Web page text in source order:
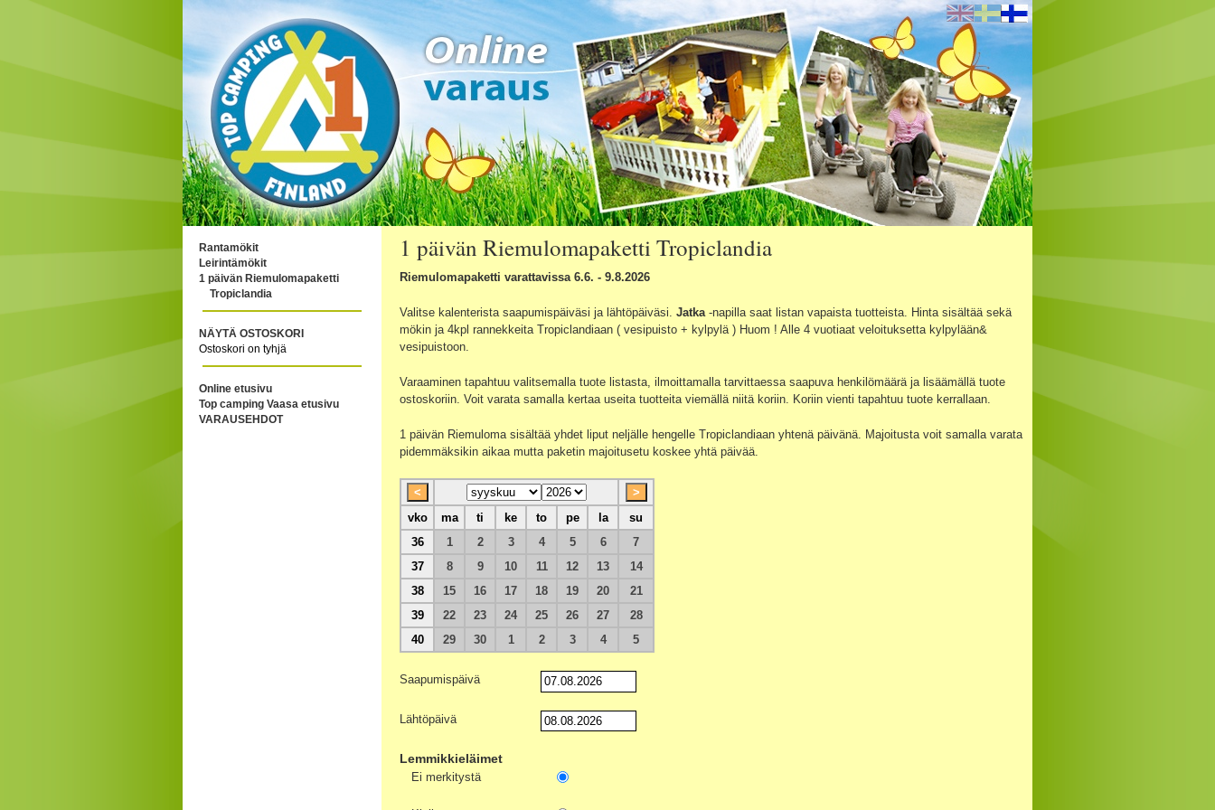
Rantamökit
Leirintämökit
1 päivän Riemulomapaketti
Tropiclandia
NÄYTÄ OSTOSKORI
Ostoskori on tyhjä
Online etusivu
Top camping Vaasa etusivu
VARAUSEHDOT
1 päivän Riemulomapaketti Tropiclandia
Riemulomapaketti varattavissa 6.6. - 9.8.2026
Valitse kalenterista saapumispäiväsi ja lähtöpäiväsi. Jatka-napilla saat listan vapaista tuotteista. Hinta sisältää sekä
mökin ja 4kpl rannekkeita Tropiclandiaan ( vesipuisto + kylpylä ) Huom ! Alle 4 vuotiaat veloituksetta kylpylään&
vesipuistoon.
Varaaminen tapahtuu valitsemalla tuote listasta, ilmoittamalla tarvittaessa saapuva henkilömäärä ja lisäämällä tuote
ostoskoriin. Voit varata samalla kertaa useita tuotteita viemällä niitä koriin. Koriin vienti tapahtuu tuote kerrallaan.
1 päivän Riemuloma sisältää yhdet liput neljälle hengelle Tropiclandiaan yhtenä päivänä. Majoitusta voit samalla varata
pidemmäksikin aikaa mutta paketin majoitusetu koskee yhtä päivää.
vko ma ti ke to pe la
su
36
1 2 3 4 5 6
7
37
8 9 10 11 12 13
14
38
15 16 17 18 19 20
21
39
22 23 24 25 26 27
28
40
29 30 1 2 3 4 5
Saapumispäivä
Lähtöpäivä
Lemmikkieläimet
Ei merkitystä